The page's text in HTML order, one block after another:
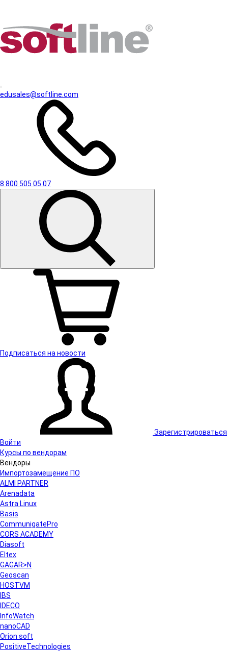
edusales@softline.com
8 800 505 05 07
Подписаться на новости
Зарегистрироваться
Войти
Курсы по вендорам
Вендоры
Импортозамещение ПО
ALMI PARTNER
Arenadata
Astra Linux
Basis
CommunigatePro
CORS ACADEMY
Diasoft
Eltex
GAGAR>N
Geoscan
HOSTVM
IBS
IDECO
InfoWatch
nanoCAD
Orion soft
PositiveTechnologies